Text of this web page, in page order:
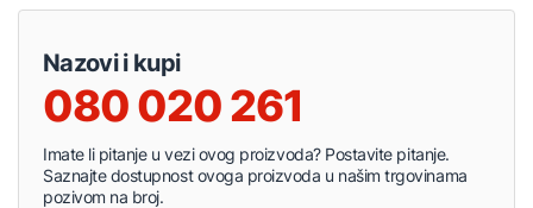
Nazovi i kupi
080 020 261
Imate li pitanje u vezi ovog proizvoda? Postavite pitanje.
Saznajte dostupnost ovoga proizvoda u našim trgovinama
pozivom na broj.